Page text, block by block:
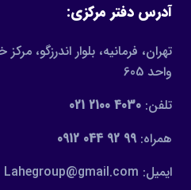
آدرس دفتر مرکزی:
تهران، فرمانیه، بلوار اندرزگو،
واحد 605
تلفن: 4030 2100 021
همراه:99 92 044 0912
ایمیل: Lahegroup@gmail.com